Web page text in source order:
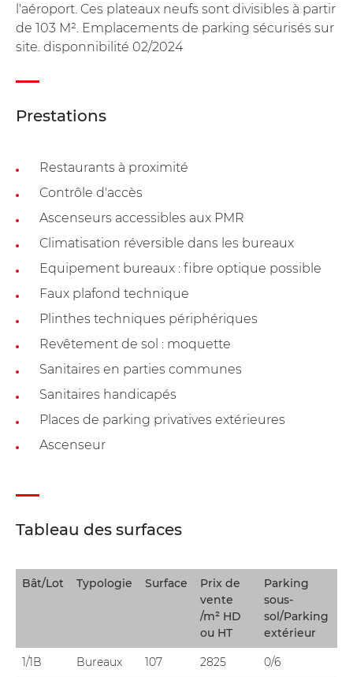
l'aéroport. Ces plateaux neufs sont divisibles à partir
de 103 M². Emplacements de parking sécurisés sur
site. disponnibilité 02/2024
Prestations
Restaurants à proximité
Contrôle d'accès
Ascenseurs accessibles aux PMR
Climatisation réversible dans les bureaux
Equipement bureaux : fibre optique possible
Faux plafond technique
Plinthes techniques périphériques
Revêtement de sol : moquette
Sanitaires en parties communes
Sanitaires handicapés
Places de parking privatives extérieures
Ascenseur
Tableau des surfaces
Bât/Lot Typologie Surface
Prix de
vente
/m² HD
ou HT
Parking
sous-
sol/Parking
extérieur
1/1B Bureaux 107 2825 0/6